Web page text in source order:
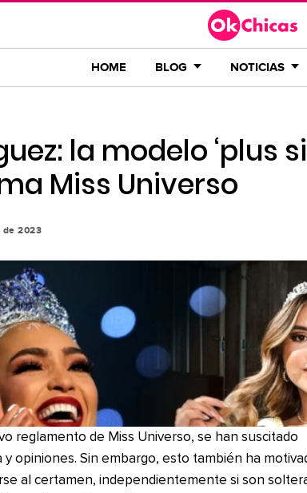
HOME BLOG NOTICIAS
la modelo ‘plus
Miss Universo
de 2023
reglamento de Miss Universo, se han suscitado
opiniones. Sin embargo, esto también ha
al certamen, independientemente si son